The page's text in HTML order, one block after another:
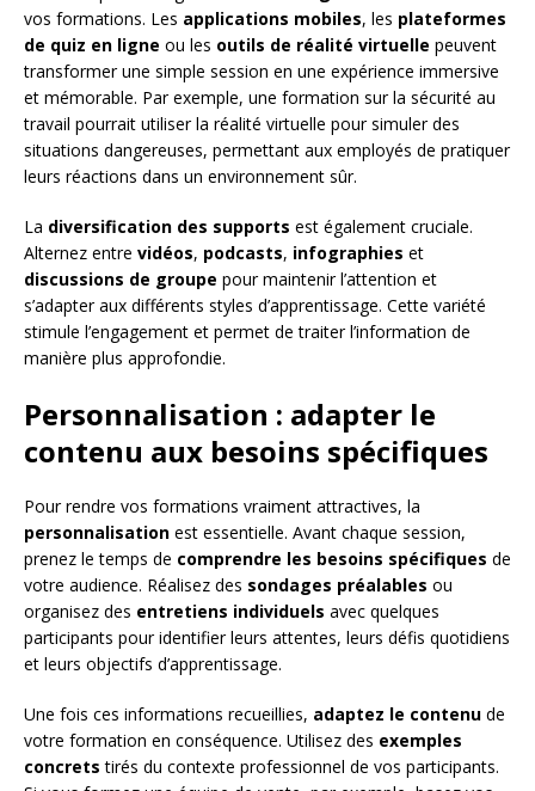
vos formations. Les applications mobiles, les plateformes
de quiz en ligne ou les outils de réalité virtuelle peuvent
transformer une simple session en une expérience immersive
et mémorable. Par exemple, une formation sur la sécurité au
travail pourrait utiliser la réalité virtuelle pour simuler des
situations dangereuses, permettant aux employés de pratiquer
leurs réactions dans un environnement sûr.
La diversification des supports est également cruciale.
Alternez entre vidéos, podcasts, infographies et
discussions de groupe pour maintenir l’attention et
s’adapter aux différents styles d’apprentissage. Cette variété
stimule l’engagement et permet de traiter l’information de
manière plus approfondie.
Personnalisation : adapter le
contenu aux besoins spécifiques
Pour rendre vos formations vraiment attractives, la
personnalisation est essentielle. Avant chaque session,
prenez le temps de comprendre les besoins spécifiques de
votre audience. Réalisez des sondages préalables ou
organisez des entretiens individuels avec quelques
participants pour identifier leurs attentes, leurs défis quotidiens
et leurs objectifs d’apprentissage.
Une fois ces informations recueillies, adaptez le contenu de
votre formation en conséquence. Utilisez des exemples
concrets tirés du contexte professionnel de vos participants.